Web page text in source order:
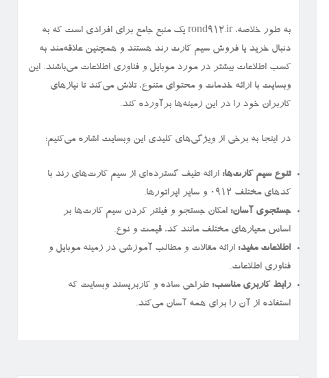
به طور خلاصه، rond912.ir یک منبع جامع برای افرادی است که به
دنبال خرید یا فروش سیم کارت رند هستند و همچنین علاقه‌مند به
کسب اطلاعات بیشتر در مورد موبایل و فناوری اطلاعات می‌باشند. این
وبسایت با ارائه خدمات و محتوای متنوع، تلاش می‌کند تا نیازهای
کاربران خود را در این زمینه‌ها برآورده کند.
در اینجا به برخی از ویژگی‌های کلیدی این وبسایت اشاره می‌کنیم:
تنوع سیم کارت‌ها: ارائه طیف گسترده‌ای از سیم کارت‌های رند با
کدهای مختلف ۰۹۱۲ و سایر اپراتورها.
جستجوی آسان: امکان جستجو و فیلتر کردن سیم کارت‌ها بر
اساس معیارهای مختلف مانند کد، قیمت و نوع.
اطلاعات مفید: ارائه مقالات و مطالب آموزشی در زمینه موبایل و
فناوری اطلاعات.
رابط کاربری مناسب: طراحی ساده و کاربرپسند وبسایت که
استفاده از آن را برای همه آسان می‌کند.